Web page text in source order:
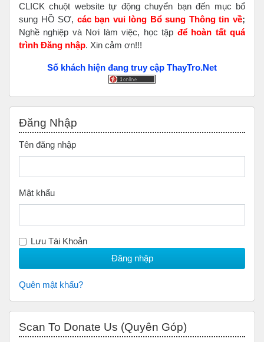
CLICK chuột website tự động chuyển bạn đến mục bổ
sung HỒ SƠ, các bạn vui lòng Bổ sung Thông tin về;
Nghề nghiệp và Nơi làm việc, học tập để hoàn tấtquá
trình Đăng nhập. Xin cảm ơn!!!
Số khách hiện đang truy cập ThayTro.Net
Đăng Nhập
Tên đăng nhập
Mật khẩu
Lưu Tài Khoản
Quên mật khẩu?
Scan To Donate Us (Quyên Góp)